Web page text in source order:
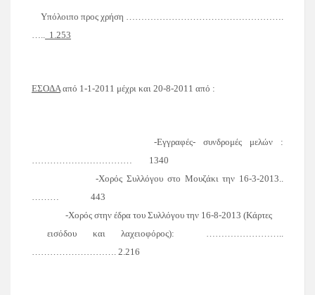
Υπόλοιπο προς χρήση …………………………………………….
….. 1.253
ΕΣΟΔΑαπό 1-1-2011 μέχρι και 20-8-2011 από :
-Εγγραφές- συνδρομές μελών :
……………………………
1340
-Χορός Συλλόγου στο Μουζάκι την 16-3-2013..
………
443
-Χορός στην έδρα του Συλλόγου την 16-8-2013 (Κάρτες
εισόδου και λαχειοφόρος):
……………………..
………………………. 2.216